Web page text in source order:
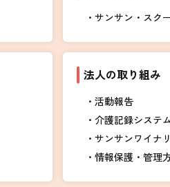
サンサン・スク
法人の取り組み
活動報告
介護記録システ
サンサンワイナ
情報保護・管理